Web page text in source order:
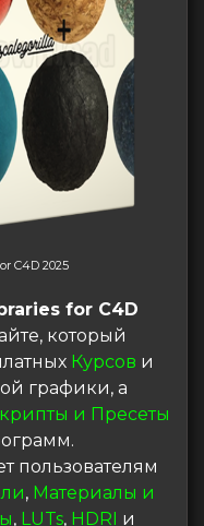
C4D 2025
for C4D
который
Курсов и
графики, а
и Пресеты
пользователям
, Материалы и
, LUTs, HDRI и